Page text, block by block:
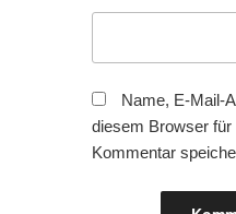
Name, E-Mail-
diesem Browser
Kommentar